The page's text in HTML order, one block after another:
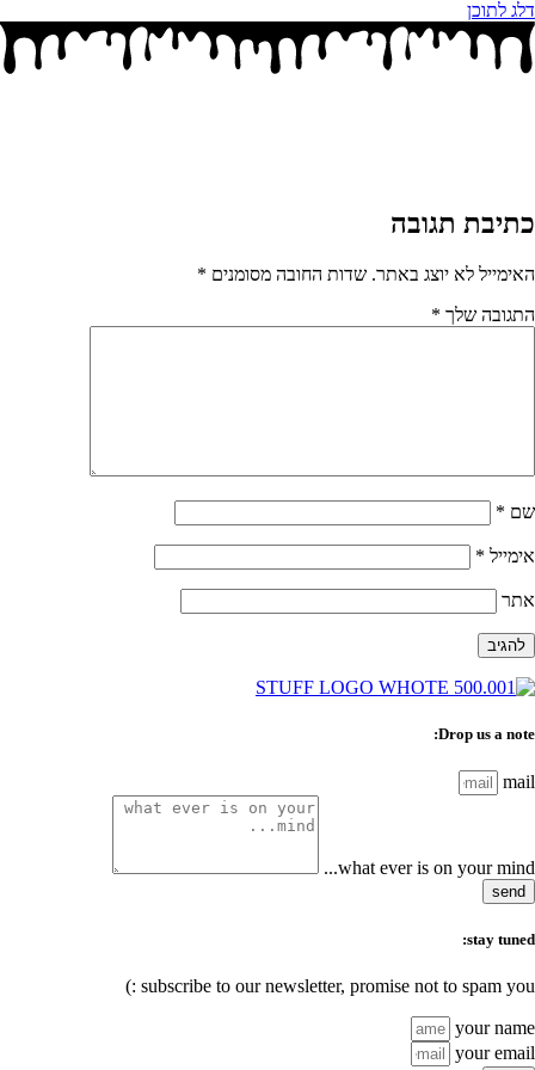
דלג לתוכן
כתיבת תגובה
האימייל לא יוצג באתר. שדות החובה מסומנים *
התגובה שלך *
שם *
אימייל *
אתר
Drop us a note:
mail
what ever is on your mind...
send
stay tuned:
subscribe to our newsletter, promise not to spam you :)
your name
your email